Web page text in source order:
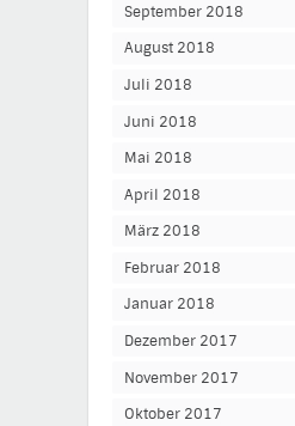
September 2018
August 2018
Juli 2018
Juni 2018
Mai 2018
April 2018
März 2018
Februar 2018
Januar 2018
Dezember 2017
November 2017
Oktober 2017